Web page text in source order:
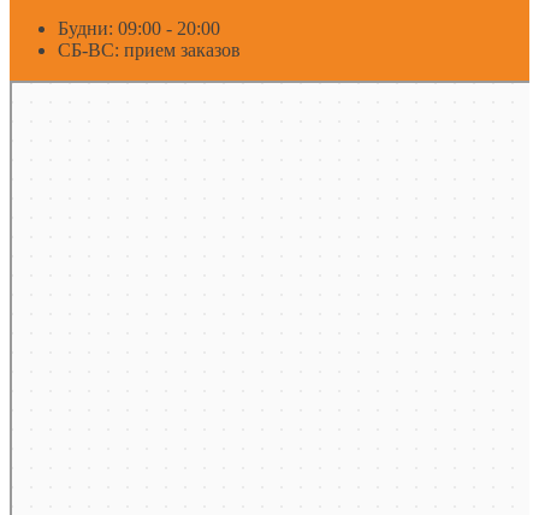
Будни: 09:00 - 20:00
СБ-ВС: прием заказов